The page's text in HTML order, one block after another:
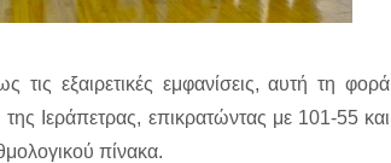
τις εξαιρετικές εμφανίσεις, αυτή τη φορά
Ιεράπετρας, επικρατώντας με 101-55 και
πίνακα.